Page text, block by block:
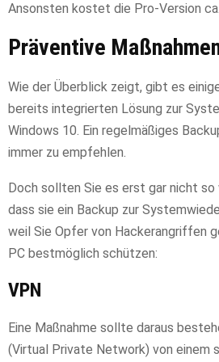
Ansonsten kostet die Pro-Version ca.
Präventive
Wie der Überblick zeigt, gibt es
bereits integrierten Lösung zur
Windows 10. Ein regelmäßiges
immer zu empfehlen.
Doch sollten Sie es erst gar nicht so
dass sie ein Backup zur
weil Sie Opfer von Hackerangriffen
PC bestmöglich schützen:
VPN
Eine Maßnahme sollte daraus
(Virtual Private Network) von einem